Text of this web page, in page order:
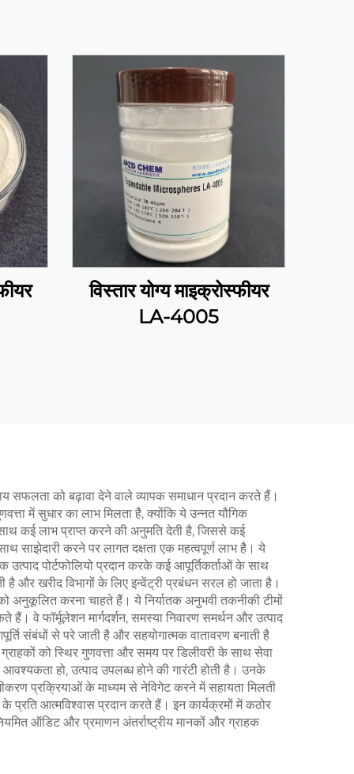
विस्तार योग्य माइक्रोस्फीयर
LA-4005
सफलता को बढ़ावा देने वाले व्यापक समाधान प्रदान करते हैं।
में सुधार का लाभ मिलता है, क्योंकि ये उन्नत यौगिक
कई लाभ प्राप्त करने की अनुमति देती है, जिससे कई
साझेदारी करने पर लागत दक्षता एक महत्वपूर्ण लाभ है। ये
उत्पाद पोर्टफोलियो प्रदान करके कई आपूर्तिकर्ताओं के साथ
और खरीद विभागों के लिए इन्वेंट्री प्रबंधन सरल हो जाता है।
अनुकूलित करना चाहते हैं। ये निर्यातक अनुभवी तकनीकी टीमों
वे फॉर्मूलेशन मार्गदर्शन, समस्या निवारण समर्थन और उत्पाद
संबंधों से परे जाती है और सहयोगात्मक वातावरण बनाती है
को स्थिर गुणवत्ता और समय पर डिलीवरी के साथ सेवा
हो, उत्पाद उपलब्ध होने की गारंटी होती है। उनके
प्रक्रियाओं के माध्यम से नेविगेट करने में सहायता मिलती
के प्रति आत्मविश्वास प्रदान करते हैं। इन कार्यक्रमों में कठोर
ऑडिट और प्रमाणन अंतर्राष्ट्रीय मानकों और ग्राहक